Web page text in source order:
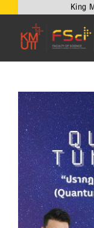
content
King
หน้าหลัก
เกี่ยวกับคณะ
วิชาการ
งานวิจัยและนวัตกรรม
เครือข่ายความร่วมมือ
บริการวิชาการ
ความร่วมมือกับต่างปร